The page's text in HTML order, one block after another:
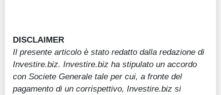
DISCLAIMER
Il presente articolo è stato redatto dalla redazione di
Investire.biz. Investire.biz ha stipulato un accordo
con Societe Generale tale per cui, a fronte del
pagamento di un corrispettivo, Investire.biz si